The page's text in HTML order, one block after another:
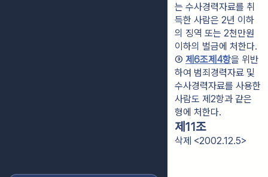
는 수사경력자료를 취
득한 사람은 2년 이하
의 징역 또는 2천만원
이하의 벌금에 처한다.
③ 제6조제4항을 위반
하여 범죄경력자료 및
수사경력자료를 사용한
사람도 제2항과 같은
형에 처한다.
제11조
삭제 <2002.12.5>